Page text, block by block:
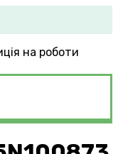
на роботи